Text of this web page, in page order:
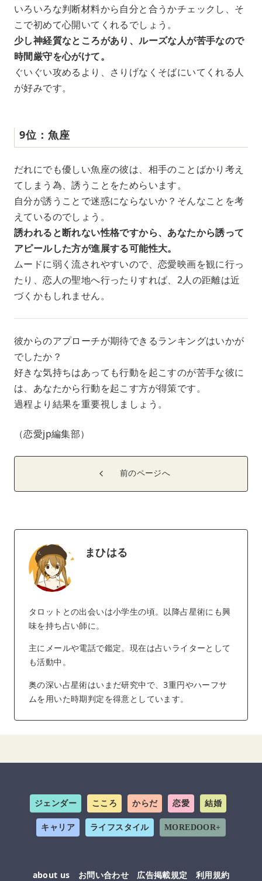
いろいろな判断材料から自分と合うかチェックし、そ
こで初めて心開いてくれるでしょう。
少し神経質なところがあり、ルーズな人が苦手なので
時間厳守を心がけて。
ぐいぐい攻めるより、さりげなくそばにいてくれる人
が好みです。
9位：魚座
だれにでも優しい魚座の彼は、相手のことばかり考え
てしまう為、誘うことをためらいます。
自分が誘うことで迷惑にならないか？そんなことを考
えているのでしょう。
誘われると断れない性格ですから、あなたから誘って
アピールした方が進展する可能性大。
ムードに弱く流されやすいので、恋愛映画を観に行っ
たり、恋人の聖地へ行ったりすれば、2人の距離は近
づくかもしれません。
彼からのアプローチが期待できるランキングはいかが
でしたか？
好きな気持ちはあっても行動を起こすのが苦手な彼に
は、あなたから行動を起こす方が得策です。
過程より結果を重要視しましょう。
（恋愛jp編集部）
前のページへ
まひはる
タロットとの出会いは小学生の頃。以降占星術にも興
味を持ち占い師に。
主にメールや電話で鑑定。現在は占いライターとして
も活動中。
奥の深い占星術はいまだ研究中で、3重円やハーフサ
ムを用いた時期判定を得意としています。
ジェンダー こころ からだ 恋愛 結婚
キャリア ライフスタイル MOREDOOR+
about us お問い合わせ 広告掲載規定 利用規約